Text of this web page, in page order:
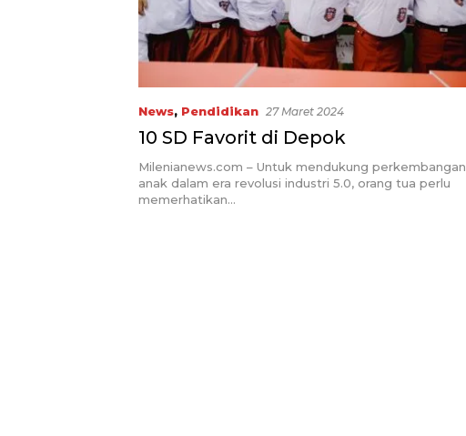
News, Pendidikan 27 Maret 2024
10 SD Favorit di Depok
Milenianews.com – Untuk mendukung perkembangan
anak dalam era revolusi industri 5.0, orang tua perlu
memerhatikan…